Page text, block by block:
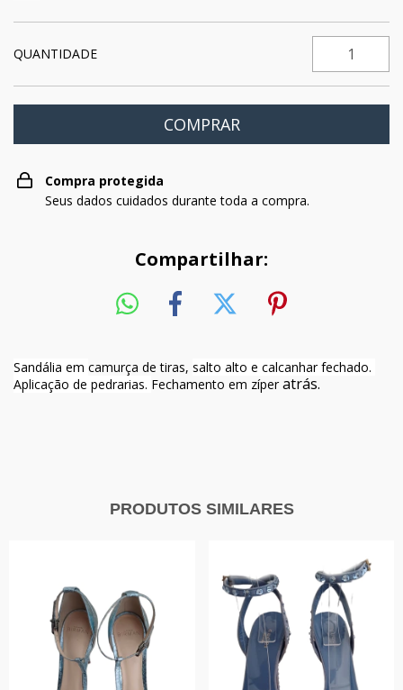
QUANTIDADE
Compra protegida
Seus dados cuidados durante toda a compra.
Compartilhar:
Sandália em camurça de tiras, salto alto e calcanhar fechado.
Aplicação de pedrarias. Fechamento em zíperatrás.
PRODUTOS SIMILARES